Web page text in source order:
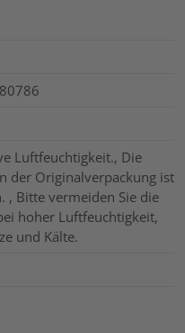
Luftfeuchtigkeit., Die
der Originalverpackung ist
, Bitte vermeiden Sie die
hoher Luftfeuchtigkeit,
und Kälte.